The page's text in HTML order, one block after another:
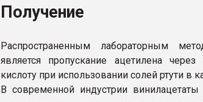
Получение
Распространенным лабораторным
является пропускание ацетилена
кислоту при использовании солей ртути в
В современной индустрии